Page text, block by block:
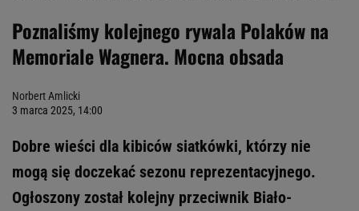
Poznaliśmy kolejnego rywala Polaków na
Memoriale Wagnera. Mocna obsada
Norbert Amlicki
3 marca 2025, 14:00
Dobre wieści dla kibiców siatkówki, którzy nie
mogą się doczekać sezonu reprezentacyjnego.
Ogłoszony został kolejny przeciwnik Biało-